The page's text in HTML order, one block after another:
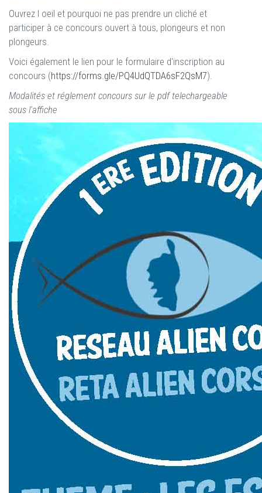
Ouvrez l oeil et pourquoi ne pas prendre un cliché et
participer à ce concours ouvert à tous, plongeurs et non
plongeurs.
Voici également le lien pour le formulaire d'inscription au
concours (https://forms.gle/PQ4UdQTDA6sF2QsM7).
Modalités et réglement concours sur le pdf telechargeable
sous l'affiche